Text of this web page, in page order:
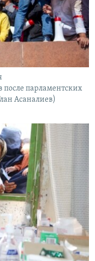
после парламентских
Асаналиев)